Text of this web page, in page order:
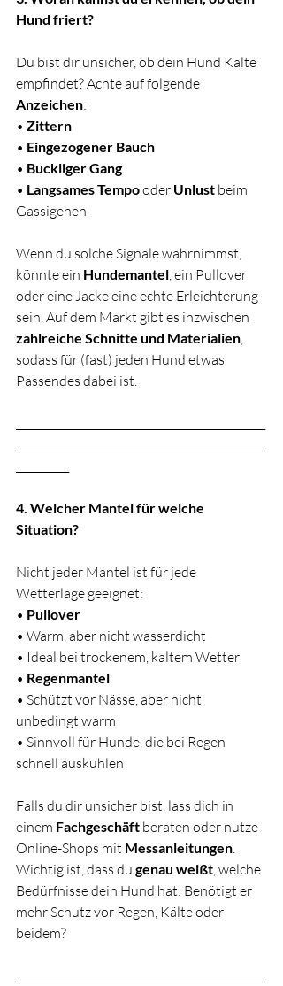
Hund friert?
Du bist dir unsicher, ob dein Hund Kälte
empfindet? Achte auf folgende
Anzeichen:
• Zittern
• Eingezogener Bauch
• Buckliger Gang
• Langsames Tempo oder Unlust beim
Gassigehen
Wenn du solche Signale wahrnimmst,
könnte ein Hundemantel , ein Pullover
oder eine Jacke eine echte Erleichterung
sein. Auf dem Markt gibt es inzwischen
zahlreiche Schnitte und Materialien
sodass für (fast) jeden Hund etwas
Passendes dabei ist.
4. Welcher Mantel für welche
Situation?
Nicht jeder Mantel ist für jede
Wetterlage geeignet:
• Pullover
• Warm, aber nicht wasserdicht
• Ideal bei trockenem, kaltem Wetter
• Regenmantel
• Schützt vor Nässe, aber nicht
unbedingt warm
• Sinnvoll für Hunde, die bei Regen
schnell auskühlen
Falls du dir unsicher bist, lass dich in
einem Fachgeschäft beraten oder nutze
Online-Shops mit Messanleitungen
Wichtig ist, dass du genau weißt , welche
Bedürfnisse dein Hund hat: Benötigt er
mehr Schutz vor Regen, Kälte oder
beidem?